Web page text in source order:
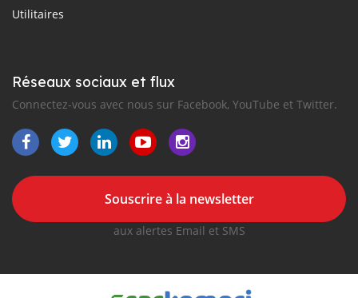
Utilitaires
Réseaux sociaux et flux
Connectez-vous avec nous sur Facebook, YouTube et Twitter.
Souscrire à la newsletter
aux alertes Email et SMS